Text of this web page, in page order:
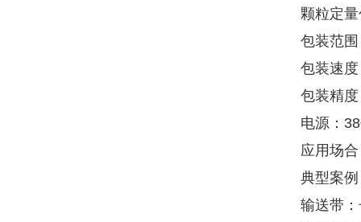
颗粒定
包装范
包装速
包装精
电源：
应用场
典型案
输送带